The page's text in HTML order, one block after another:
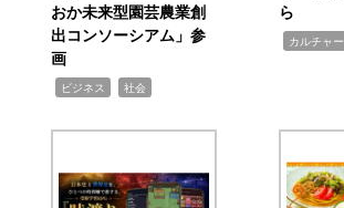
おか未来型園芸農業創
出コンソーシアム」参
画
ビジネス 社会
ら
カルチャー